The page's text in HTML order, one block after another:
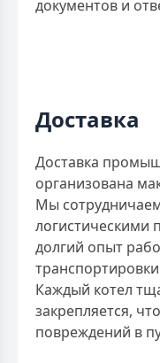
документов и
Доставка
Доставка
организована
Мы
долгий опыт
Каждый котел
закрепляется,
повреждений в